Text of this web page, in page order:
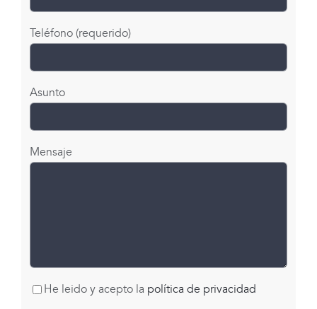
Teléfono (requerido)
Asunto
Mensaje
He leido y acepto la política de privacidad